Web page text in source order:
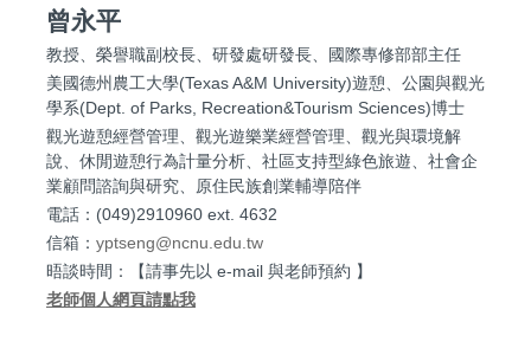
曾永平
教授、榮譽職副校長、研發處研發長、國際專修部部主任
美國德州農工大學(Texas A&M University)遊憩、公園與觀光
學系(Dept. of Parks, Recreation&Tourism Sciences)博士
觀光遊憩經營管理、觀光遊樂業經營管理、觀光與環境解
說、休閒遊憩行為計量分析、社區支持型綠色旅遊、社會企
業顧問諮詢與研究、原住民族創業輔導陪伴
電話：(049)2910960 ext. 4632
信箱： yptseng@ncnu.edu.tw
晤談時間：【請事先以 e-mail 與老師預約 】
老師個人網頁請點我